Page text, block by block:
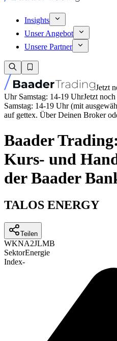
Insights
Unser Angebot
Unsere Partner
Jetzt
Uhr Samstag: 14-19 UhrJetzt
Samstag: 14-19 Uhr (mit
auf gettex. Über Deinen Broker
Baader
Kurs- und
der Baader
TALOS ENERGY
Teilen
WKNA2JLMB
SektorEnergie
Index-